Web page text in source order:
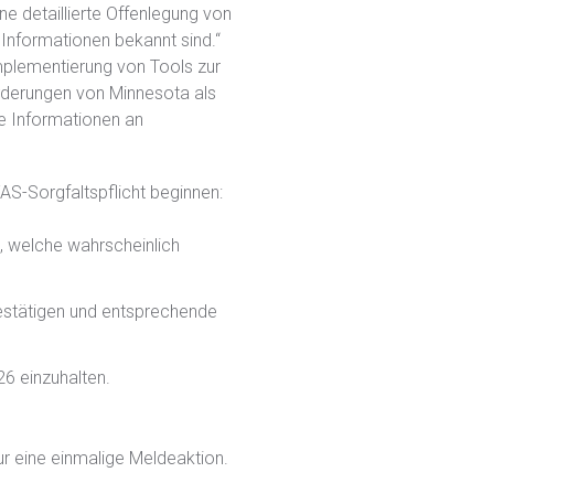
detaillierte Offenlegung von
bekannt sind.“
von Tools zur
von Minnesota als
Informationen an
Sorgfaltspflicht beginnen:
welche wahrscheinlich
und entsprechende
einzuhalten.
eine einmalige Meldeaktion.